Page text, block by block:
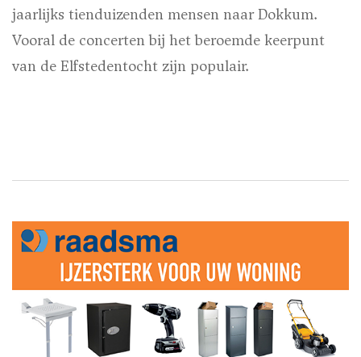
jaarlijks tienduizenden mensen naar Dokkum.
Vooral de concerten bij het beroemde keerpunt
van de Elfstedentocht zijn populair.